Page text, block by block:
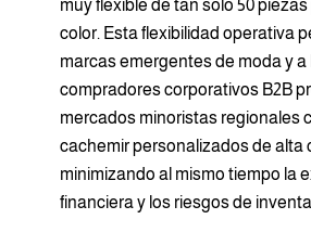
muy flexible de tan solo 50
color. Esta flexibilidad operativa
marcas emergentes de moda y a
compradores corporativos B2B
mercados minoristas regionales
cachemir personalizados de alta
minimizando al mismo tiempo la
financiera y los riesgos de